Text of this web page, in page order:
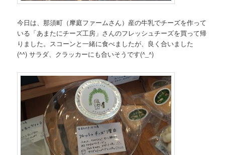
今日は、那須町（摩庭ファームさん）産の牛乳でチーズを作って
いる「あまたにチーズ工房」さんのフレッシュチーズを買って帰
りました。スコーンと一緒に食べましたが、良く合いました
(^^) サラダ、クラッカーにも合いそうです(^_^)